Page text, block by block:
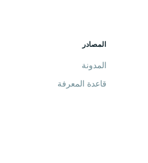
المصادر
المدونة
قاعدة المعرفة